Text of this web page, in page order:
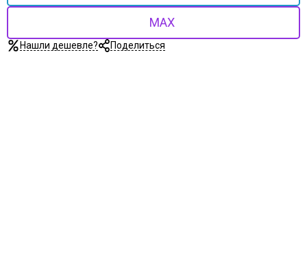
MAX
Нашли дешевле? Поделиться